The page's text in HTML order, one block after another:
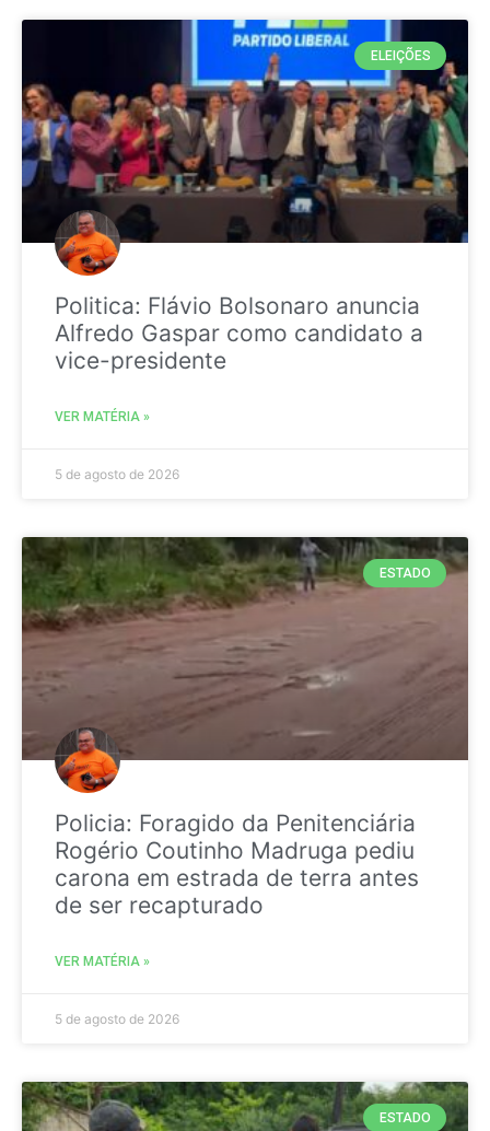
ELEIÇÕES
Politica: Flávio Bolsonaro anuncia
Alfredo Gaspar como candidato a
vice-presidente
VER MATÉRIA »
5 de agosto de 2026
ESTADO
Policia: Foragido da Penitenciária
Rogério Coutinho Madruga pediu
carona em estrada de terra antes
de ser recapturado
VER MATÉRIA »
5 de agosto de 2026
ESTADO